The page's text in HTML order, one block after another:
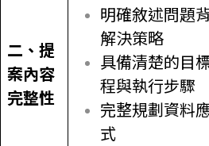
二、提
案內容
完整性
明確敘述問題
解決策略
具備清楚的目
程與執行步驟
完整規劃資料
式